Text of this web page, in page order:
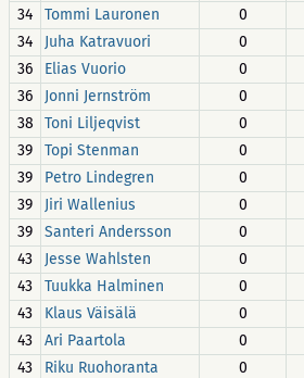
34
Tommi Lauronen 0
34
Juha Katravuori 0
36
Elias Vuorio 0
36
Jonni Jernström 0
38
Toni Liljeqvist 0
39
Topi Stenman 0
39
Petro Lindegren 0
39
Jiri Wallenius 0
39
Santeri Andersson 0
43
Jesse Wahlsten 0
43
Tuukka Halminen 0
43
Klaus Väisälä 0
43
Ari Paartola 0
43
Riku Ruohoranta 0